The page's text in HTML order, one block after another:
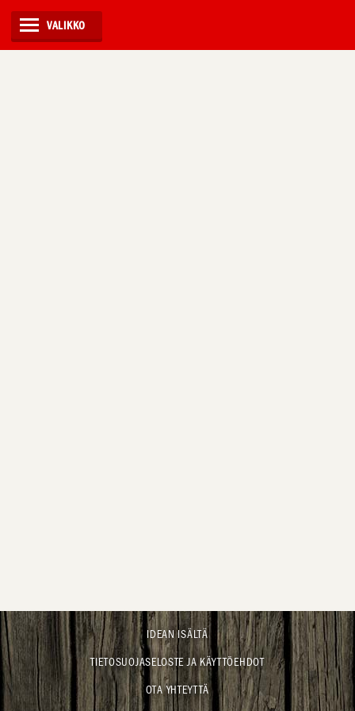
VALIKKO
IDEAN ISÄLTÄ
TIETOSUOJASELOSTE JA KÄYTTÖEHDOT
OTA YHTEYTTÄ